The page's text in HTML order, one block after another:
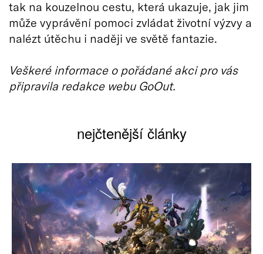
tak na kouzelnou cestu, která ukazuje, jak jim
může vyprávění pomoci zvládat životní výzvy a
nalézt útěchu i naději ve světě fantazie.
Veškeré informace o pořádané akci pro vás
připravila redakce webu GoOut.
nejčtenější články